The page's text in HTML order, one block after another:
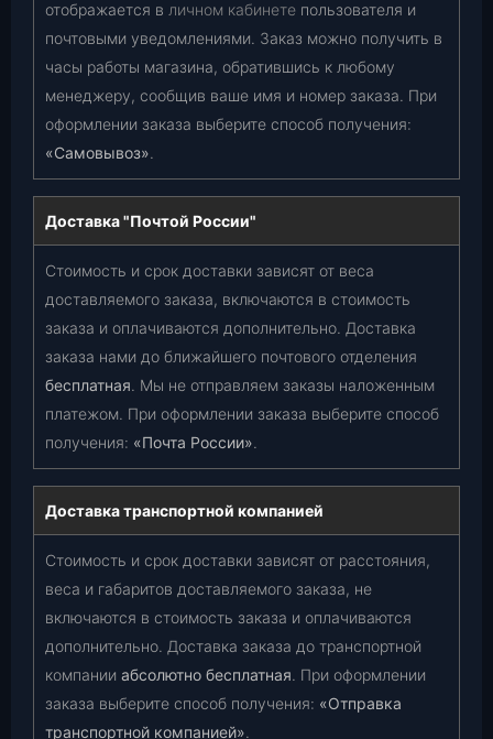
отображается в личном кабинете пользователя и
почтовыми уведомлениями. Заказ можно получить в
часы работы магазина, обратившись к любому
менеджеру, сообщив ваше имя и номер заказа. При
оформлении заказа выберите способ получения:
«Самовывоз».
Доставка "Почтой России"
Стоимость и срок доставки зависят от веса
доставляемого заказа, включаются в стоимость
заказа и оплачиваются дополнительно. Доставка
заказа нами до ближайшего почтового отделения
бесплатная. Мы не отправляем заказы наложенным
платежом. При оформлении заказа выберите способ
получения: «Почта России».
Доставка транспортной компанией
Стоимость и срок доставки зависят от расстояния,
веса и габаритов доставляемого заказа, не
включаются в стоимость заказа и оплачиваются
дополнительно. Доставка заказа до транспортной
компании абсолютно бесплатная. При оформлении
заказа выберите способ получения: «Отправка
транспортной компанией».